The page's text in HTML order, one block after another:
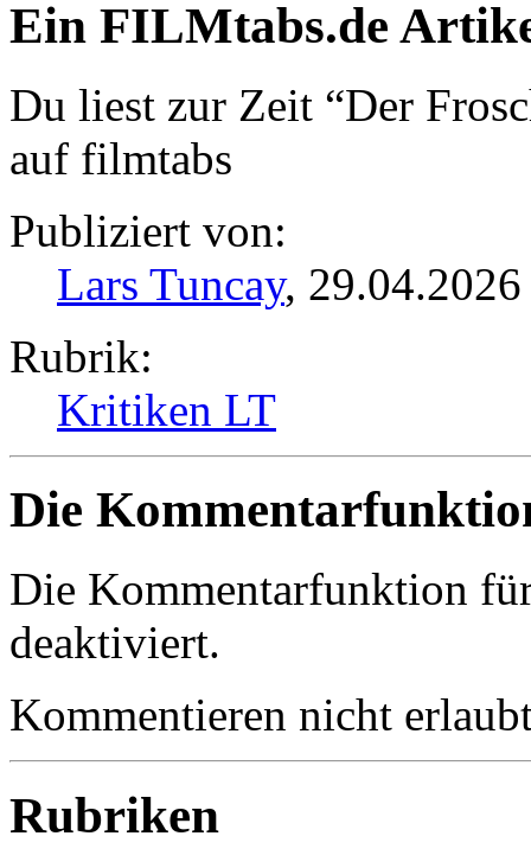
Ein FILMtabs.de
Du liest zur Zeit “Der
auf filmtabs
Publiziert von:
Lars Tuncay,
Rubrik:
Kritiken LT
Die
Die Kommentarfunktion
deaktiviert.
Kommentieren nicht
Rubriken